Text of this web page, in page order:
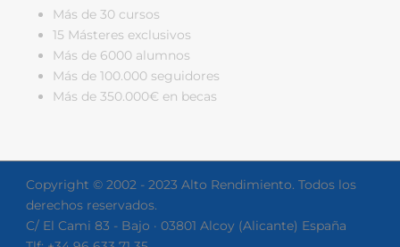
Más de 30 cursos
15 Másteres exclusivos
Más de 6000 alumnos
Más de 100.000 seguidores
Más de 350.000€ en becas
Copyright © 2002 - 2023 Alto Rendimiento. Todos los
derechos reservados.
C/ El Cami 83 - Bajo · 03801 Alcoy (Alicante) España